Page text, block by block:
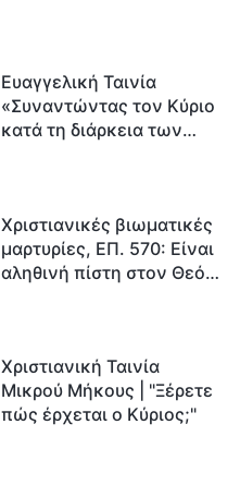
Ευαγγελική Ταινία
«Συναντώντας τον Κύριο
κατά τη διάρκεια των
εξαφάνισης». Οι
καταστροφές χτυπούν.
Ξεκινά η αντίστροφη
Χριστιανικές βιωματικές
μαρτυρίες, ΕΠ. 570: Είναι
αληθινή πίστη στον Θεό
Χριστιανική Ταινία
Μικρού Μήκους | "Ξέρετε
πώς έρχεται ο Κύριος;"